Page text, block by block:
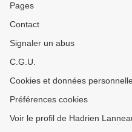
Pages
Contact
Signaler un abus
C.G.U.
Cookies et données
Préférences cookies
Voir le profil de Hadrien